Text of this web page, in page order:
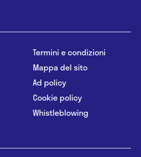
Termini e condizioni
Mappa del sito
Ad policy
Cookie policy
Whistleblowing